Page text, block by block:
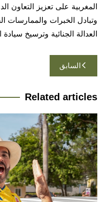
المغربية على تعزيز التعاون
وتبادل الخبرات والممارسات
العدالة الجنائية وترسيخ سيادة
تصفّح
المقالات
السابق
Related articles